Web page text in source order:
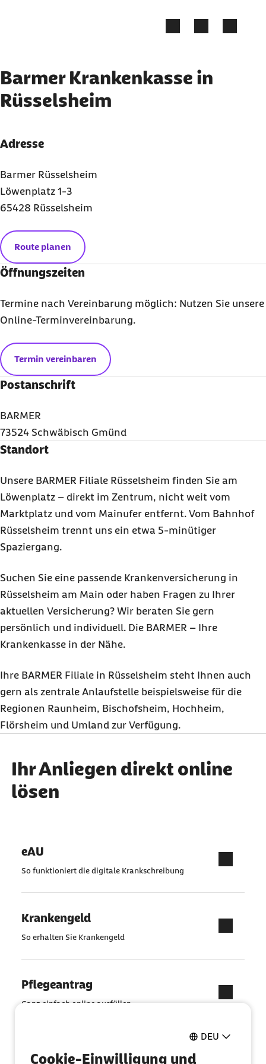
DEU
Cookie-Einwilligung und
Barmer Krankenkasse in
Rüsselsheim
Adresse
Barmer Rüsselsheim
Löwenplatz 1-3
65428 Rüsselsheim
Route planen
Öffnungszeiten
Termine nach Vereinbarung möglich: Nutzen Sie unsere
Online-Terminvereinbarung.
Termin vereinbaren
Postanschrift
BARMER
73524 Schwäbisch Gmünd
Standort
Unsere BARMER Filiale Rüsselsheim finden Sie am
Löwenplatz – direkt im Zentrum, nicht weit vom
Marktplatz und vom Mainufer entfernt. Vom Bahnhof
Rüsselsheim trennt uns ein etwa 5-minütiger
Spaziergang.
Suchen Sie eine passende Krankenversicherung in
Rüsselsheim am Main oder haben Fragen zu Ihrer
aktuellen Versicherung? Wir beraten Sie gern
persönlich und individuell. Die BARMER – Ihre
Krankenkasse in der Nähe.
Ihre BARMER Filiale in Rüsselsheim steht Ihnen auch
gern als zentrale Anlaufstelle beispielsweise für die
Regionen Raunheim, Bischofsheim, Hochheim,
Flörsheim und Umland zur Verfügung.
Ihr Anliegen direkt online
lösen
eAU
So funktioniert die digitale Krankschreibung
Krankengeld
So erhalten Sie Krankengeld
Pflegeantrag
Ganz einfach online ausfüllen
Mitglied werden